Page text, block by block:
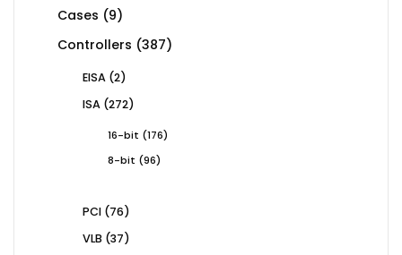
Cases 99
Controllers 387387
EISA 22
ISA 272272
16-bit 176176
8-bit
9696
PCI 7676
VLB 3737